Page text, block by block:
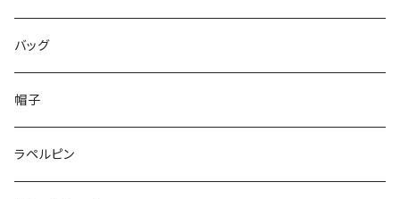
50/XL～
48/L
50/XL～
46/M
48/L
50/XL～
～25.5cm
26cm～
27cm～
バッグ
帽子
ラペルピン